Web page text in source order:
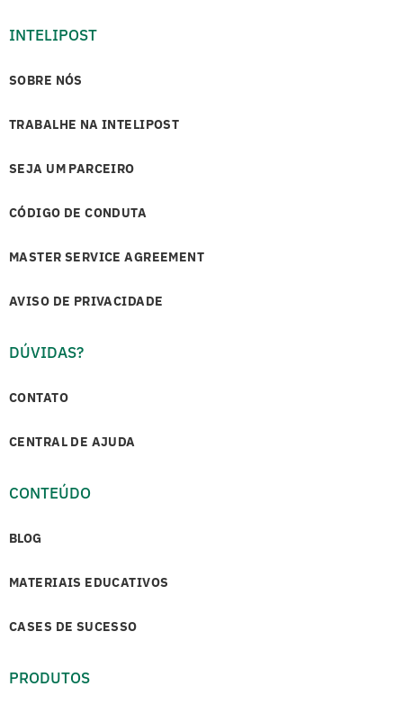
INTELIPOST
SOBRE NÓS
TRABALHE NA INTELIPOST
SEJA UM PARCEIRO
CÓDIGO DE CONDUTA
MASTER SERVICE AGREEMENT
AVISO DE PRIVACIDADE
DÚVIDAS?
CONTATO
CENTRAL DE AJUDA
CONTEÚDO
BLOG
MATERIAIS EDUCATIVOS
CASES DE SUCESSO
PRODUTOS